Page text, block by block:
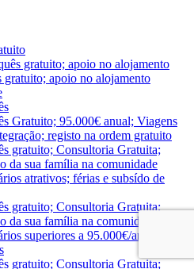
gratuito; apoio no alojamento
gratuito; apoio no alojamento
Gratuito; 95.000€ anual; Viagens
registo na ordem gratuito
gratuito; Consultoria Gratuita;
da sua família na comunidade
atrativos; férias e subsído de
gratuito; Consultoria Gratuita;
da sua família na comunidade
superiores a 95.000€/ano; férias
gratuito; Consultoria Gratuita;